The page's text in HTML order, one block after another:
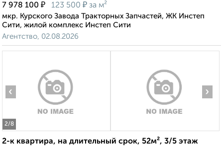
7 978 100 ₽ 123 500 ₽ за м²
мкр. Курского Завода Тракторных Запчастей, ЖК Инстеп
Сити, жилой комплекс Инстеп Сити
Агентство, 02.08.2026
2/8
‹ ›
2-к квартира, на длительный срок, 52м², 3/5 этаж